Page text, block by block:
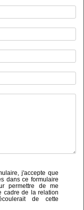
j'accepte que
dans ce formulaire
permettre de me
cadre de la relation
de cette